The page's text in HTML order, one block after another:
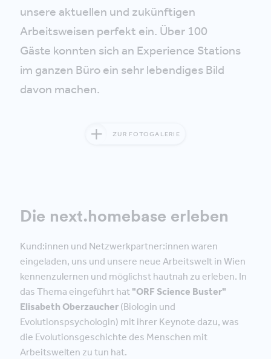
unsere aktuellen und zukünftigen
Arbeitsweisen perfekt ein. Über 100
Gäste konnten sich an Experience Stations
im ganzen Büro ein sehr lebendiges Bild
davon machen.
ZUR FOTOGALERIE
Die next.homebase erleben
Kund:innen und Netzwerkpartner:innen waren
eingeladen, uns und unsere neue Arbeitswelt in Wien
kennenzulernen und möglichst hautnah zu erleben. In
das Thema eingeführt hat "ORF Science Buster"
Elisabeth Oberzaucher (Biologin und
Evolutionspsychologin) mit ihrer Keynote dazu, was
die Evolutionsgeschichte des Menschen mit
Arbeitswelten zu tun hat.